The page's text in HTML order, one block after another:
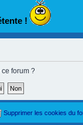
!
forum ?
Supprimer les cookies du